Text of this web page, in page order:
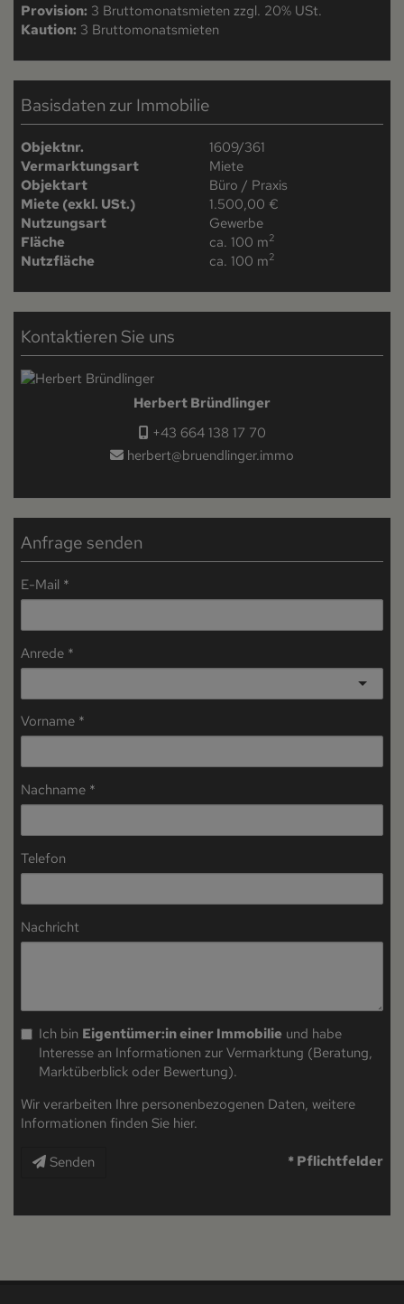
Provision: 3 Bruttomonatsmieten zzgl. 20% USt.
Kaution: 3 Bruttomonatsmieten
Basisdaten zur Immobilie
Objektnr.
1609/361
Vermarktungsart
Miete
Objektart
Büro / Praxis
Miete (exkl. USt.)
1.500,00 €
Nutzungsart
Gewerbe
Fläche
ca. 100 m2
Nutzfläche ca. 100 m2
Kontaktieren Sie uns
Herbert Bründlinger
+43 664 138 17 70
herbert@bruendlinger.immo
Anfrage senden
E-Mail
Anrede
Vorname
Nachname
Telefon
Nachricht
Ich bin Eigentümer:in einer Immobilie und habe
Interesse an Informationen zur Vermarktung (Beratung,
Marktüberblick oder Bewertung).
Wir verarbeiten Ihre personenbezogenen Daten, weitere
Informationen finden Sie hier.
Senden * Pflichtfelder